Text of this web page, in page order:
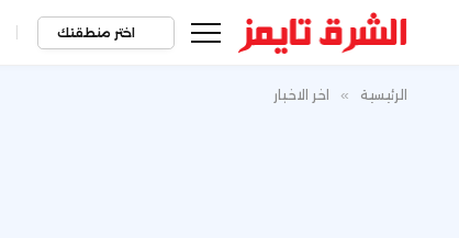
اختر منطقتك |
الرئيسية » اخر الاخبار